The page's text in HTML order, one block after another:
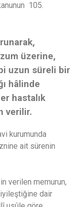
105.
üzerine,
uzun süreli bir
hâlinde
hastalık
verilir.
kurumunda
ait sürenin
verilen memurun,
dair